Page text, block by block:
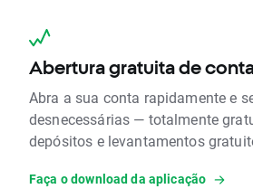
Abertura gratuita de
Abra a sua conta rapidamente e
desnecessárias — totalmente
depósitos e levantamentos
Faça o download da aplicação